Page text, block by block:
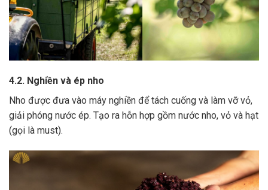
4.2. Nghiền và ép nho
Nho được đưa vào máy nghiền để tách cuống và làm vỡ vỏ,
giải phóng nước ép. Tạo ra hỗn hợp gồm nước nho, vỏ và hạt
(gọi là must).